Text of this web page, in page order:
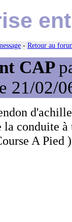
- Retour au
CAP
21/02/
la conduite
A Pied )